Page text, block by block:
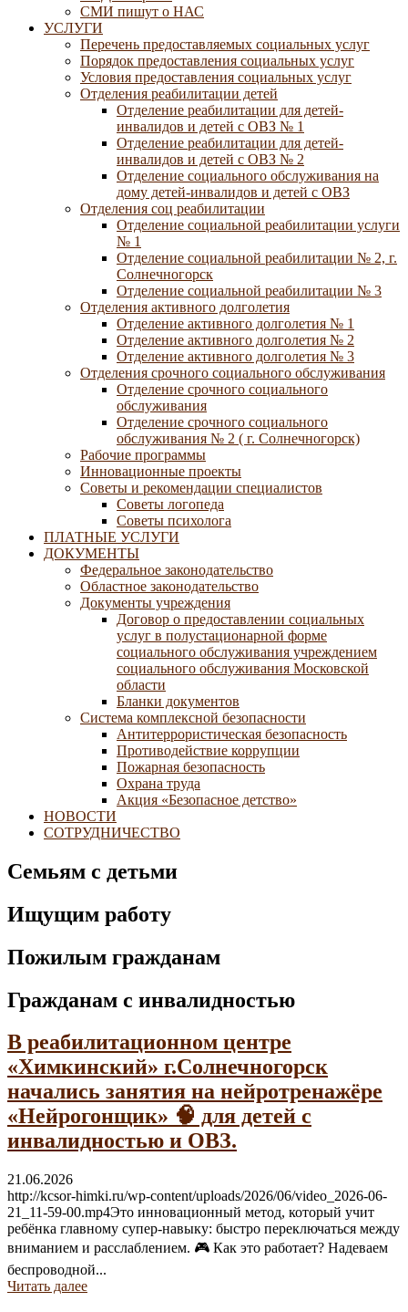
СМИ пишут о НАС
УСЛУГИ
Перечень предоставляемых социальных услуг
Порядок предоставления социальных услуг
Условия предоставления социальных услуг
Отделения реабилитации детей
Отделение реабилитации для детей-
инвалидов и детей с ОВЗ № 1
Отделение реабилитации для детей-
инвалидов и детей с ОВЗ № 2
Отделение социального обслуживания на
дому детей-инвалидов и детей с ОВЗ
Отделения соц реабилитации
Отделение социальной реабилитации услуги
№ 1
Отделение социальной реабилитации № 2, г.
Солнечногорск
Отделение социальной реабилитации № 3
Отделения активного долголетия
Отделение активного долголетия № 1
Отделение активного долголетия № 2
Отделение активного долголетия № 3
Отделения срочного социального обслуживания
Отделение срочного социального
обслуживания
Отделение срочного социального
обслуживания № 2 ( г. Солнечногорск)
Рабочие программы
Инновационные проекты
Советы и рекомендации специалистов
Советы логопеда
Советы психолога
ПЛАТНЫЕ УСЛУГИ
ДОКУМЕНТЫ
Федеральное законодательство
Областное законодательство
Документы учреждения
Договор о предоставлении социальных
услуг в полустационарной форме
социального обслуживания учреждением
социального обслуживания Московской
области
Бланки документов
Система комплексной безопасности
Антитеррористическая безопасность
Противодействие коррупции
Пожарная безопасность
Охрана труда
Акция «Безопасное детство»
НОВОСТИ
СОТРУДНИЧЕСТВО
Семьям с детьми
Ищущим работу
Пожилым гражданам
Гражданам с инвалидностью
В реабилитационном центре
«Химкинский» г.Солнечногорск
начались занятия на нейротренажёре
«Нейрогонщик» 🧠 для детей с
инвалидностью и ОВЗ.
21.06.2026
http://kcsor-himki.ru/wp-content/uploads/2026/06/video_2026-06-
21_11-59-00.mp4Это инновационный метод, который учит
ребёнка главному супер-навыку: быстро переключаться между
вниманием и расслаблением. 🎮 Как это работает? Надеваем
беспроводной...
Читать далее